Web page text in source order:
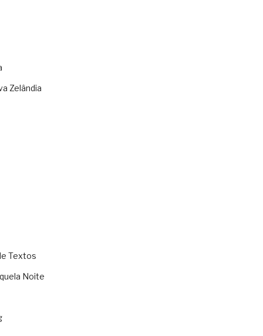
Zelândia
Textos
Noite